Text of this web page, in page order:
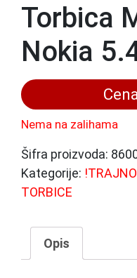
Torbica
Nokia
Nema na zalihama
Šifra proizvoda:
Kategorije:
TORBICE
Opis